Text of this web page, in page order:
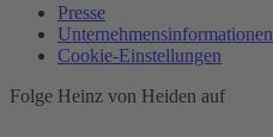
Presse
Unternehmensinformationen
Cookie-Einstellungen
Folge Heinz von Heiden auf